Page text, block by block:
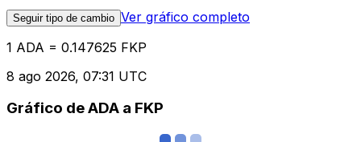
Seguir tipo de cambio Ver gráfico completo
1 ADA = 0.147625 FKP
8 ago 2026, 07:31 UTC
Gráfico de ADA a FKP